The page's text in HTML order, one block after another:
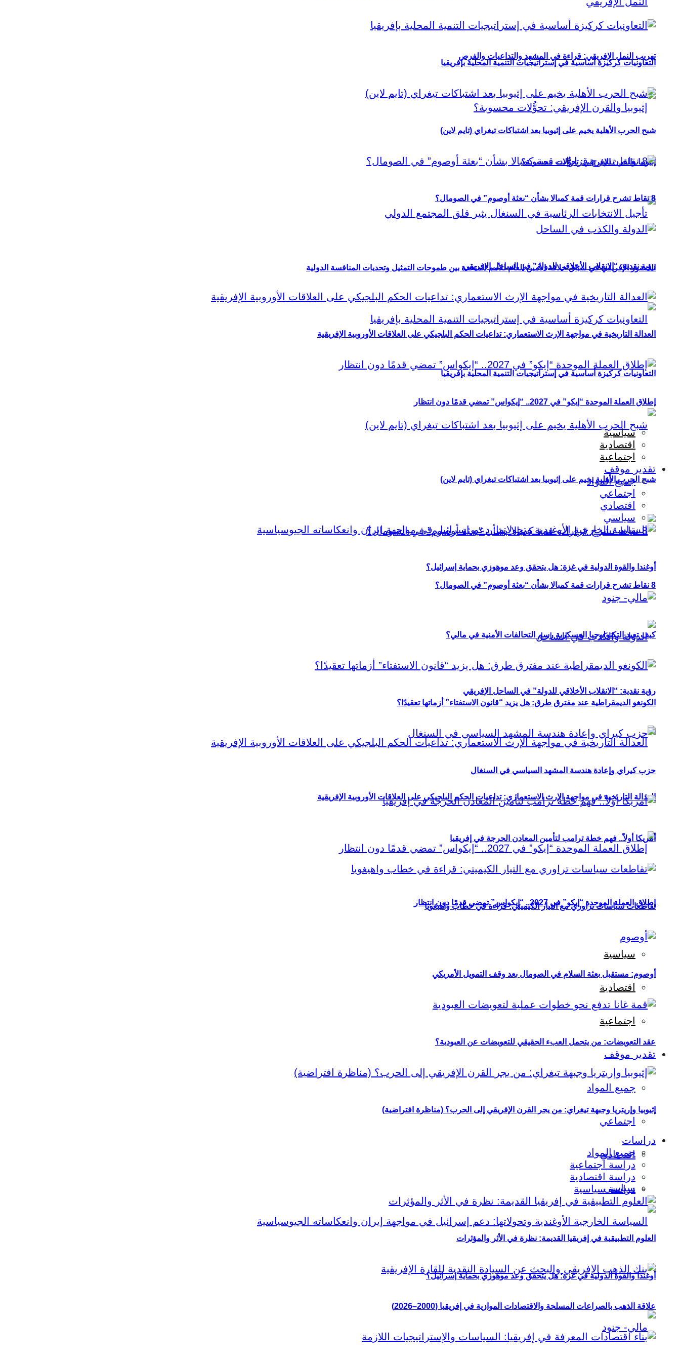
تهريب النمل الإفريقي: قراءة في المشهد والتداعيات والفرص
إثيوبيا والقرن الإفريقي: تحوُّلات محسوبة؟
الحضور الإفريقي في سباق خلافة الأمين العام للأمم المتحدة بين طموحات التمثيل وتحديات المنافسة الدولية
التعاونيات كركيزة أساسية في إستراتيجيات التنمية المحلية بإفريقيا
شبح الحرب الأهلية يخيم على إثيوبيا بعد اشتباكات تيغراي (تايم لاين)
8 نقاط تشرح قرارات قمة كمبالا بشأن “بعثة أوصوم” في الصومال؟
رؤية نقدية: “الانقلاب الأخلاقي للدولة” في الساحل الإفريقي
العدالة التاريخية في مواجهة الإرث الاستعماري: تداعيات الحكم البلجيكي على العلاقات الأوروبية الإفريقية
إطلاق العملة الموحدة “إيكو” في 2027.. “إيكواس” تمضي قدمًا دون انتظار
سياسية
اقتصادية
اجتماعية
تقدير موقف
جميع المواد
اجتماعي
اقتصادي
سياسي
أوغندا والقوة الدولية في غزة: هل يتحقق وعد موهوزي بحماية إسرائيل؟
التعاونيات كركيزة أساسية في إستراتيجيات التنمية المحلية بإفريقيا
شبح الحرب الأهلية يخيم على إثيوبيا بعد اشتباكات تيغراي (تايم لاين)
8 نقاط تشرح قرارات قمة كمبالا بشأن “بعثة أوصوم” في الصومال؟
رؤية نقدية: “الانقلاب الأخلاقي للدولة” في الساحل الإفريقي
العدالة التاريخية في مواجهة الإرث الاستعماري: تداعيات الحكم البلجيكي على العلاقات الأوروبية الإفريقية
إطلاق العملة الموحدة “إيكو” في 2027.. “إيكواس” تمضي قدمًا دون انتظار
سياسية
اقتصادية
اجتماعية
تقدير موقف
جميع المواد
اجتماعي
اقتصادي
سياسي
أوغندا والقوة الدولية في غزة: هل يتحقق وعد موهوزي بحماية إسرائيل؟
كيف تعيد التكنولوجيا العسكرية رسم التحالفات الأمنية في مالي؟
الكونغو الديمقراطية عند مفترق طرق: هل يزيد “قانون الاستفتاء” أزماتها تعقيدًا؟
حزب كيراي وإعادة هندسة المشهد السياسي في السنغال
أمريكا أولاً.. فهم خطة ترامب لتأمين المعادن الحرجة في إفريقيا
تقاطعات سياسات تراوري مع التيار الكيميتي: قراءة في خطاب واهيغويا
أوصوم: مستقبل بعثة السلام في الصومال بعد وقف التمويل الأمريكي
عقد التعويضات: من يتحمل العبء الحقيقي للتعويضات عن العبودية؟
إثيوبيا وإريتريا وجبهة تيغراي: من يجر القرن الإفريقي إلى الحرب؟ (مناظرة افتراضية)
دراسات
جميع المواد
دراسة اجتماعية
دراسة اقتصادية
دراسة سياسية
العلوم التطبيقية في إفريقيا القديمة: نظرة في الأثر والمؤثرات
علاقة الذهب بالصراعات المسلحة والاقتصادات الموازية في إفريقيا (2000–2026)